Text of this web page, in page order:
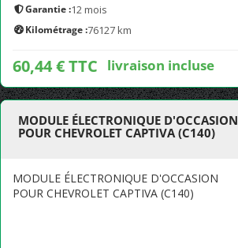
Garantie :12 mois
Kilométrage :76127 km
60,44 € TTC livraison incluse
MODULE ÉLECTRONIQUE D'OCCASION
POUR CHEVROLET CAPTIVA (C140)
MODULE ÉLECTRONIQUE D'OCCASION
POUR CHEVROLET CAPTIVA (C140)